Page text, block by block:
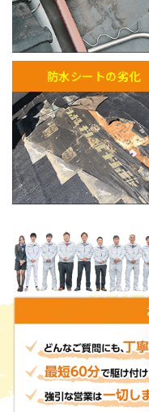
防水シートの劣化